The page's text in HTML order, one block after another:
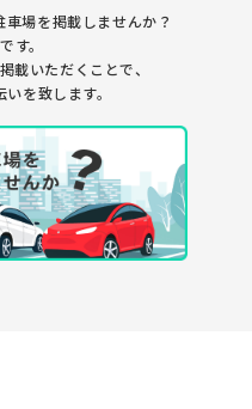
車場を掲載しませんか？
す。
載いただくことで、
を致します。